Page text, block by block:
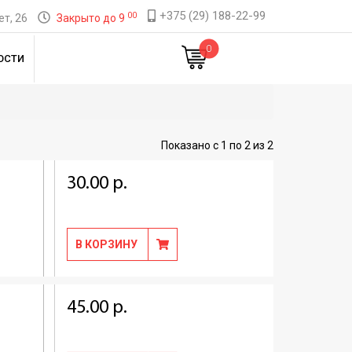
26 Закрыто до 9 00 +375 (29) 188-22-99
0
Показано с 1 по 2 из 2
30.00 р.
В КОРЗИНУ
45.00 р.